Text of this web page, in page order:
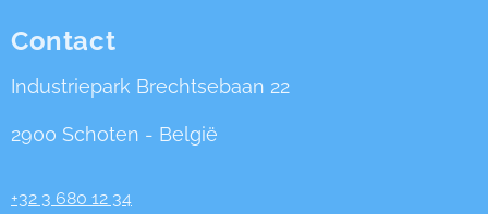
Contact
Industriepark Brechtsebaan 22
2900 Schoten - België
+32 3 680 12 34